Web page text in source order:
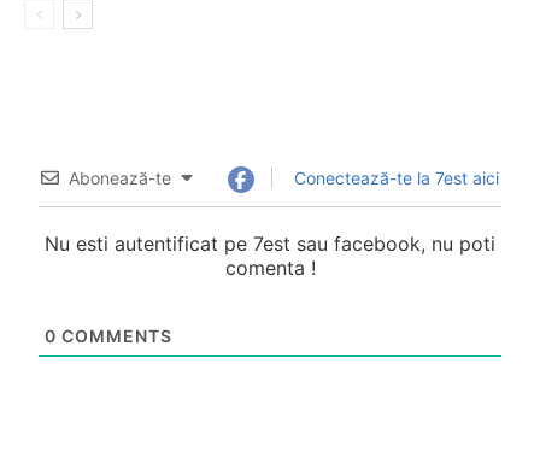
Abonează-te Conectează-te la 7est aici
Nu esti autentificat pe 7est sau facebook, nu poti
comenta !
0 COMMENTS